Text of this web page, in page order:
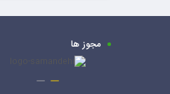
مجوز ها